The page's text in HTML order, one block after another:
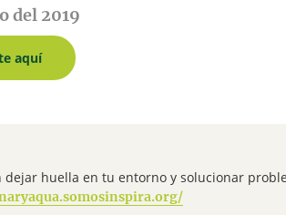
del 2019
aquí
dejar huella en tu entorno y solucionar